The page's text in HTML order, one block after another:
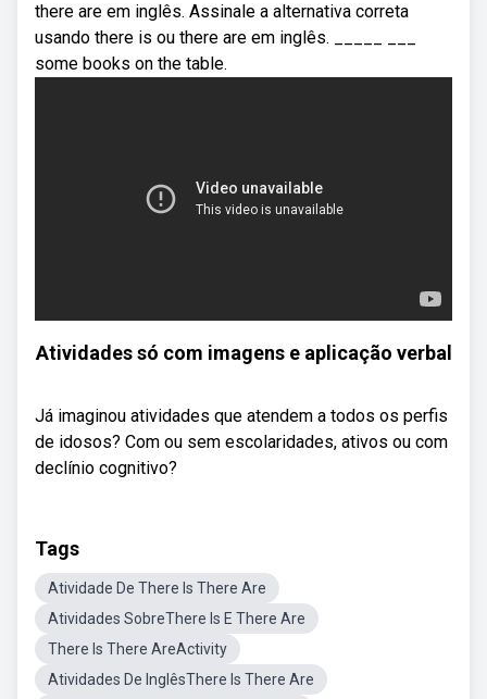
there are em inglês. Assinale a alternativa correta
usando there is ou there are em inglês. _____ ___
some books on the table.
Atividades só com imagens e aplicação verbal
Já imaginou atividades que atendem a todos os perfis
de idosos? Com ou sem escolaridades, ativos ou com
declínio cognitivo?
Tags
Atividade De There Is There Are
Atividades SobreThere Is E There Are
There Is There AreActivity
Atividades De InglêsThere Is There Are